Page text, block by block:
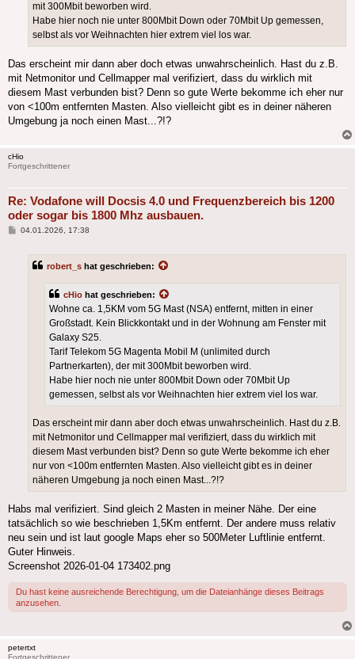
mit 300Mbit beworben wird.
Habe hier noch nie unter 800Mbit Down oder 70Mbit Up gemessen,
selbst als vor Weihnachten hier extrem viel los war.
Das erscheint mir dann aber doch etwas unwahrscheinlich. Hast du z.B.
mit Netmonitor und Cellmapper mal verifiziert, dass du wirklich mit
diesem Mast verbunden bist? Denn so gute Werte bekomme ich eher nur
von <100m entfernten Masten. Also vielleicht gibt es in deiner näheren
Umgebung ja noch einen Mast...?!?
cHio
Fortgeschrittener
Re: Vodafone will Docsis 4.0 und Frequenzbereich bis 1200
oder sogar bis 1800 Mhz ausbauen.
Beitrag
04.01.2026, 17:38
robert_s hat geschrieben:
cHio hat geschrieben:
Wohne ca. 1,5KM vom 5G Mast (NSA) entfernt, mitten in einer
Großstadt. Kein Blickkontakt und in der Wohnung am Fenster mit
Galaxy S25.
Tarif Telekom 5G Magenta Mobil M (unlimited durch
Partnerkarten), der mit 300Mbit beworben wird.
Habe hier noch nie unter 800Mbit Down oder 70Mbit Up
gemessen, selbst als vor Weihnachten hier extrem viel los war.
Das erscheint mir dann aber doch etwas unwahrscheinlich. Hast du z.B.
mit Netmonitor und Cellmapper mal verifiziert, dass du wirklich mit
diesem Mast verbunden bist? Denn so gute Werte bekomme ich eher
nur von <100m entfernten Masten. Also vielleicht gibt es in deiner
näheren Umgebung ja noch einen Mast...?!?
Habs mal verifiziert. Sind gleich 2 Masten in meiner Nähe. Der eine
tatsächlich so wie beschrieben 1,5Km entfernt. Der andere muss relativ
neu sein und ist laut google Maps eher so 500Meter Luftlinie entfernt.
Guter Hinweis.
Screenshot 2026-01-04 173402.png
Du hast keine ausreichende Berechtigung, um die Dateianhänge dieses Beitrags
anzusehen.
petertxt
Fortgeschrittener